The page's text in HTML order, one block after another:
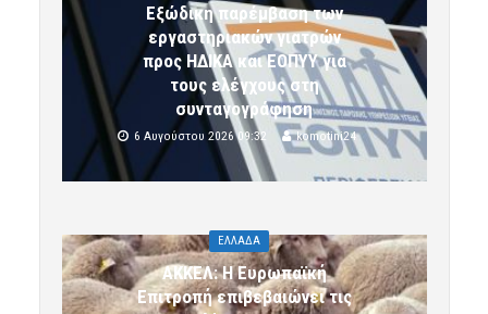
Εξώδικη παρέμβαση των
εργαστηριακών γιατρών
προς ΗΔΙΚΑ και ΕΟΠΥΥ για
τους ελέγχους στη
συνταγογράφηση
6 Αυγούστου 2026 09:32 komotini24
ΕΛΛΑΔΑ
ΑΚΚΕΛ: Η Ευρωπαϊκή
Επιτροπή επιβεβαιώνει τις